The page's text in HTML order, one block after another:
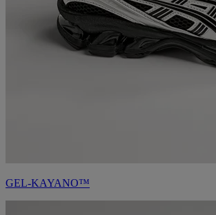
GEL-KAYANO™